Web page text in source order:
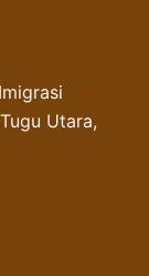
Utara,